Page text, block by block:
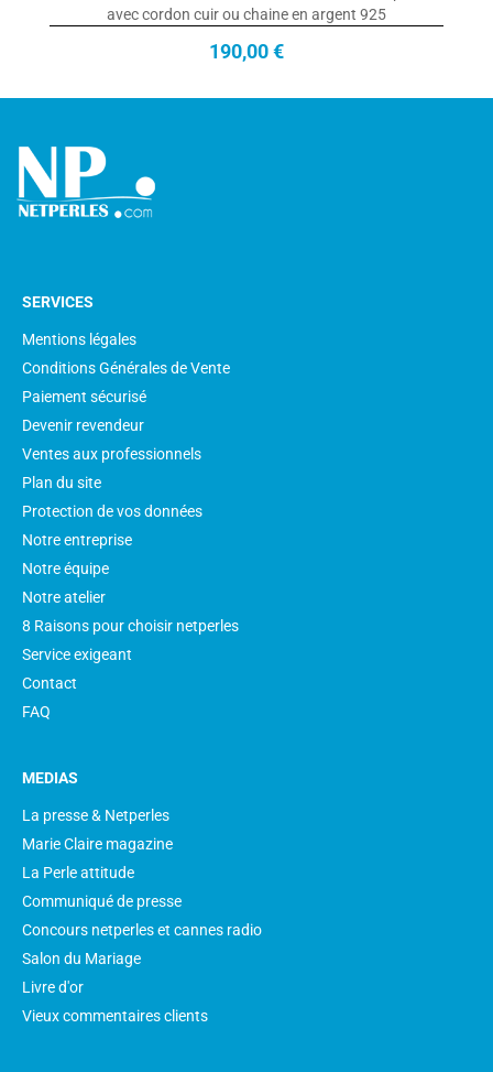
avec cordon cuir ou chaine en argent 925
190,00 €
SERVICES
Mentions légales
Conditions Générales de Vente
Paiement sécurisé
Devenir revendeur
Ventes aux professionnels
Plan du site
Protection de vos données
Notre entreprise
Notre équipe
Notre atelier
8 Raisons pour choisir netperles
Service exigeant
Contact
FAQ
MEDIAS
La presse & Netperles
Marie Claire magazine
La Perle attitude
Communiqué de presse
Concours netperles et cannes radio
Salon du Mariage
Livre d'or
Vieux commentaires clients